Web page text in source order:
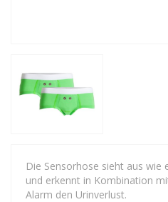
Die Sensorhose sieht aus wie
und erkennt in Kombination
Alarm den Urinverlust.